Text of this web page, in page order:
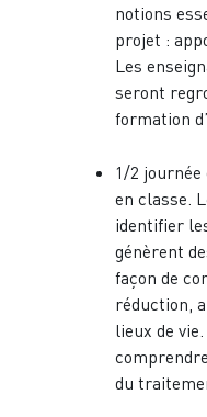
notions
projet :
Les
seront
formation
1/2 journée
en classe.
identifier
génèrent
façon de
réduction,
lieux de
du